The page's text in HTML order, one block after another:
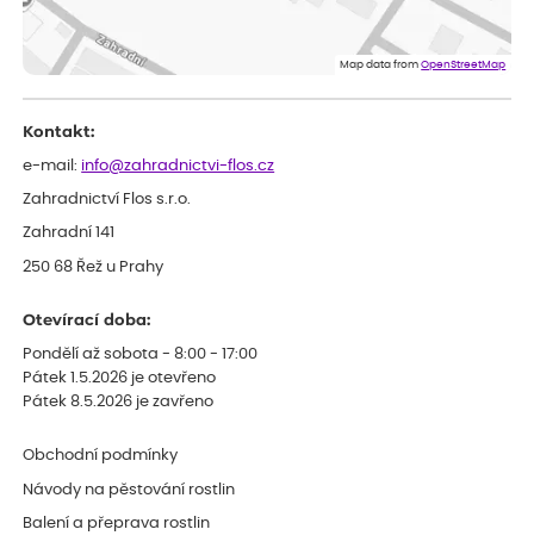
Flos je nejlepší &#129321;
Map data fromOpenStreetMap
Kontakt:
e-mail: info@zahradnictvi-flos.cz
Zahradnictví Flos s.r.o.
Zahradní 141
250 68 Řež u Prahy
Otevírací doba:
Pondělí až sobota - 8:00 - 17:00
Pátek 1.5.2026 je otevřeno
Pátek 8.5.2026 je zavřeno
Obchodní podmínky
Návody na pěstování rostlin
Balení a přeprava rostlin